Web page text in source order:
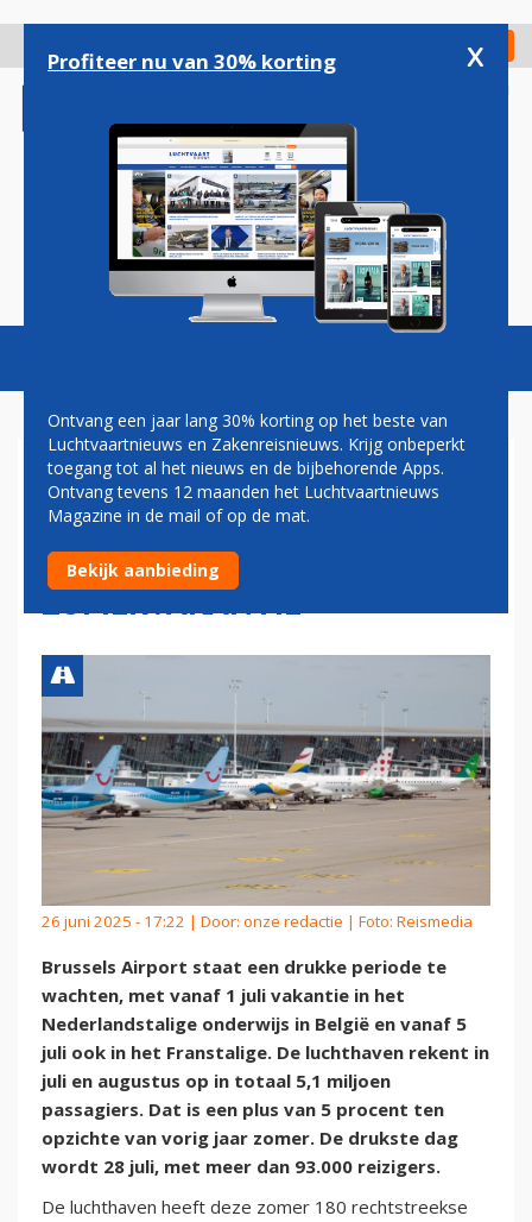
gaan
Check in
Magazine Podcasts Vacatures
BRUSSELS AIRPORT
VERWACHT 5 PROCENT MEER
REIZIGERS DEZE
ZOMERVAKANTIE
26 juni 2025 - 17:22 | Door: onze redactie | Foto: Reismedia
Brussels Airport staat een drukke periode te
wachten, met vanaf 1 juli vakantie in het
Nederlandstalige onderwijs in België en vanaf 5
juli ook in het Franstalige. De luchthaven rekent in
juli en augustus op in totaal 5,1 miljoen
passagiers. Dat is een plus van 5 procent ten
opzichte van vorig jaar zomer. De drukste dag
wordt 28 juli, met meer dan 93.000 reizigers.
De luchthaven heeft deze zomer 180 rechtstreekse
Profiteer nu van 30% korting x
Ontvang een jaar lang 30% korting op het beste van
Luchtvaartnieuws en Zakenreisnieuws. Krijg onbeperkt
toegang tot al het nieuws en de bijbehorende Apps.
Ontvang tevens 12 maanden het Luchtvaartnieuws
Magazine in de mail of op de mat.
Bekijk aanbieding